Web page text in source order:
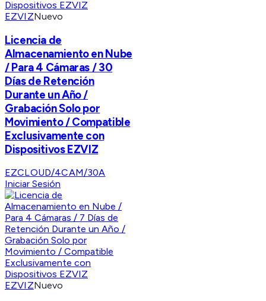
EZVIZNuevo
Licencia de
Almacenamiento en Nube
/ Para 4 Cámaras / 30
Días de Retención
Durante un Año /
Grabación Solo por
Movimiento / Compatible
Exclusivamente con
Dispositivos EZVIZ
EZCLOUD/4CAM/30A
Iniciar Sesión
EZVIZNuevo